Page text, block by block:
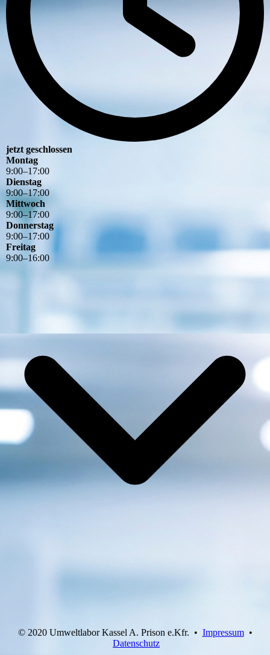
jetzt geschlossen
Montag
9:00–17:00
Dienstag
9:00–17:00
Mittwoch
9:00–17:00
Donnerstag
9:00–17:00
Freitag
9:00–16:00
© 2020 Umweltlabor Kassel A. Prison e.Kfr. • Impressum•
Datenschutz